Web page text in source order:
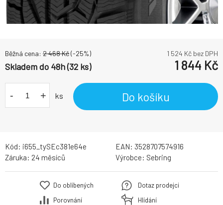
Běžná cena: 2 468Kč(-25%) 1 524 Kč bez DPH
Skladem do 48h (32 ks) 1 844 Kč
- + ks Do košíku
Kód: i655_tySEc381e64e EAN: 3528707574916
Záruka: 24 měsíců Výrobce: Sebring
Do oblíbených
Porovnání
Dotaz prodejci
Hlídání